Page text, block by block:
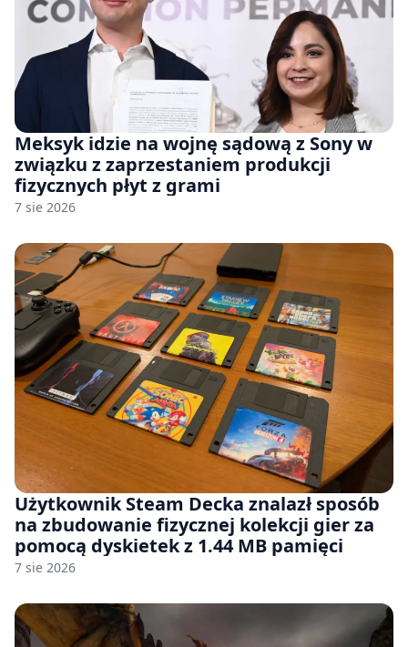
Meksyk idzie na wojnę sądową z Sony w
związku z zaprzestaniem produkcji
fizycznych płyt z grami
7 sie 2026
Użytkownik Steam Decka znalazł sposób
na zbudowanie fizycznej kolekcji gier za
pomocą dyskietek z 1.44 MB pamięci
7 sie 2026